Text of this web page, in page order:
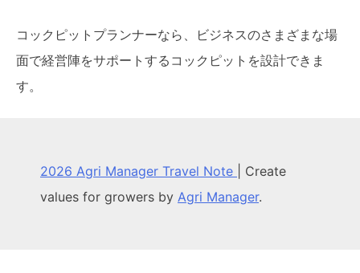
コックピットプランナーなら、ビジネスのさまざまな場
面で経営陣をサポートするコックピットを設計できま
す。
2026 Agri Manager Travel Note
Create
values for growers by Agri Manager.